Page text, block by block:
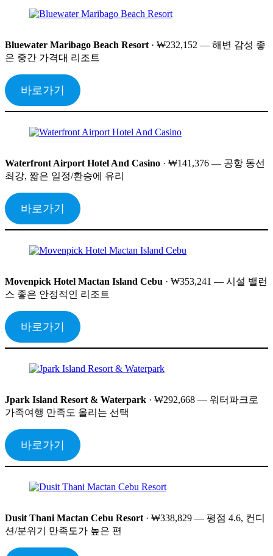
Bluewater Maribago Beach Resort · ₩232,152 — 해변 감성 좋
은 중간 가격대 리조트
바로가기
Waterfront Airport Hotel And Casino · ₩141,376 — 공항 동선
최강, 짧은 일정/환승에 유리
바로가기
Movenpick Hotel Mactan Island Cebu · ₩353,241 — 시설 밸런
스 좋은 안정적인 리조트
바로가기
Jpark Island Resort & Waterpark · ₩292,668 — 워터파크로
가족여행 만족도 올리는 선택
바로가기
Dusit Thani Mactan Cebu Resort · ₩338,829 — 평점 4.6, 컨디
션/분위기 만족도가 높은 편